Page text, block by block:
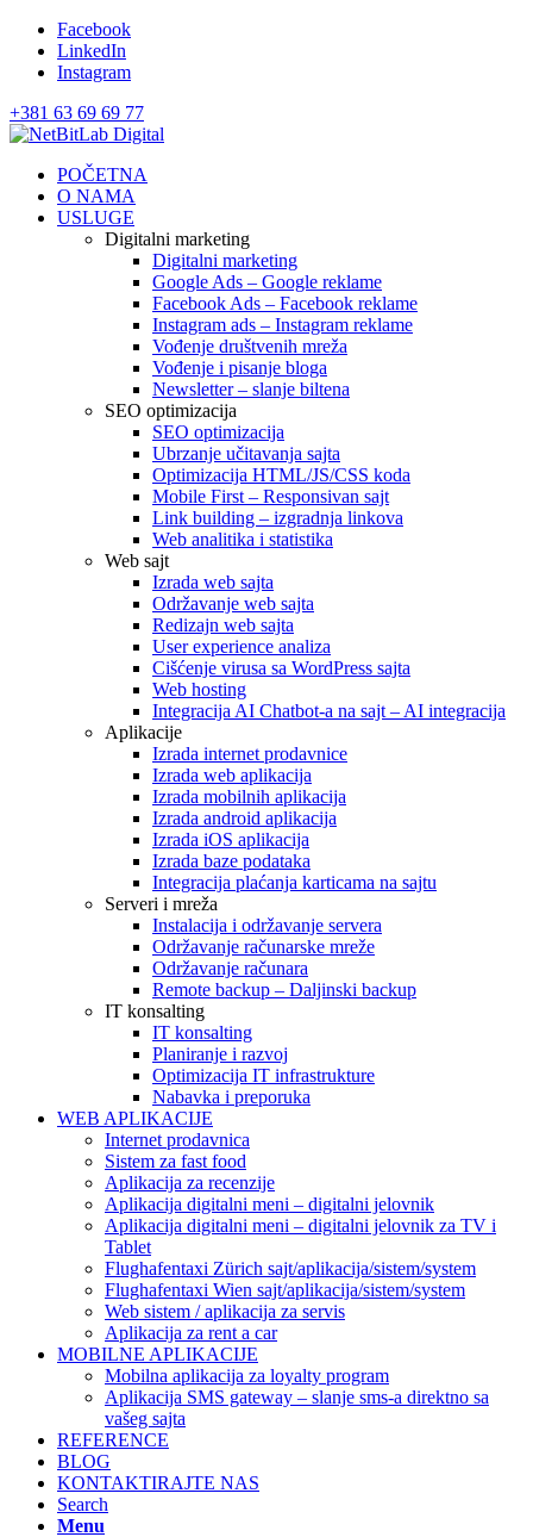
Facebook
LinkedIn
Instagram
+381 63 69 69 77
POČETNA
O NAMA
USLUGE
Digitalni marketing
Digitalni marketing
Google Ads – Google reklame
Facebook Ads – Facebook reklame
Instagram ads – Instagram reklame
Vođenje društvenih mreža
Vođenje i pisanje bloga
Newsletter – slanje biltena
SEO optimizacija
SEO optimizacija
Ubrzanje učitavanja sajta
Optimizacija HTML/JS/CSS koda
Mobile First – Responsivan sajt
Link building – izgradnja linkova
Web analitika i statistika
Web sajt
Izrada web sajta
Održavanje web sajta
Redizajn web sajta
User experience analiza
Cišćenje virusa sa WordPress sajta
Web hosting
Integracija AI Chatbot-a na sajt – AI integracija
Aplikacije
Izrada internet prodavnice
Izrada web aplikacija
Izrada mobilnih aplikacija
Izrada android aplikacija
Izrada iOS aplikacija
Izrada baze podataka
Integracija plaćanja karticama na sajtu
Serveri i mreža
Instalacija i održavanje servera
Održavanje računarske mreže
Održavanje računara
Remote backup – Daljinski backup
IT konsalting
IT konsalting
Planiranje i razvoj
Optimizacija IT infrastrukture
Nabavka i preporuka
WEB APLIKACIJE
Internet prodavnica
Sistem za fast food
Aplikacija za recenzije
Aplikacija digitalni meni – digitalni jelovnik
Aplikacija digitalni meni – digitalni jelovnik za TV i
Tablet
Flughafentaxi Zürich sajt/aplikacija/sistem/system
Flughafentaxi Wien sajt/aplikacija/sistem/system
Web sistem / aplikacija za servis
Aplikacija za rent a car
MOBILNE APLIKACIJE
Mobilna aplikacija za loyalty program
Aplikacija SMS gateway – slanje sms-a direktno sa
vašeg sajta
REFERENCE
BLOG
KONTAKTIRAJTE NAS
Search
Menu